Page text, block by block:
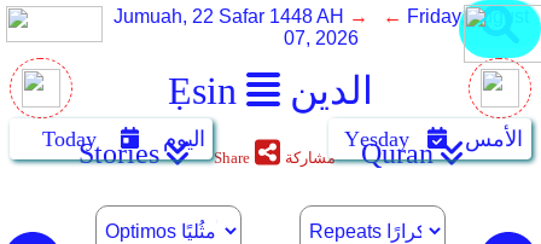
Ẹsin الدين
Jumuah, 22 Safar 1448 AH → ← Friday, August
07, 2026
Today اليوم Yẹsday الأمس Stories Share مشاركة Quran